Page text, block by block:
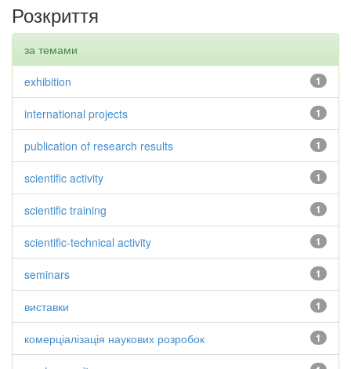
Розкриття
за темами
1
exhibition
1
international projects
1
publication of research results
1
scientific activity
1
scientific training
1
scientific-technical activity
1
seminars
1
виставки
1
комерціалізація наукових розробок